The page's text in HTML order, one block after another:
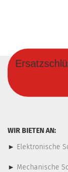
WIR BIETEN AN:
► Elektronische
► Mechanische